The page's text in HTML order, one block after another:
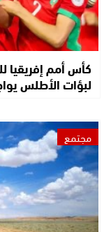
لبؤات الأطلس
مجتمع